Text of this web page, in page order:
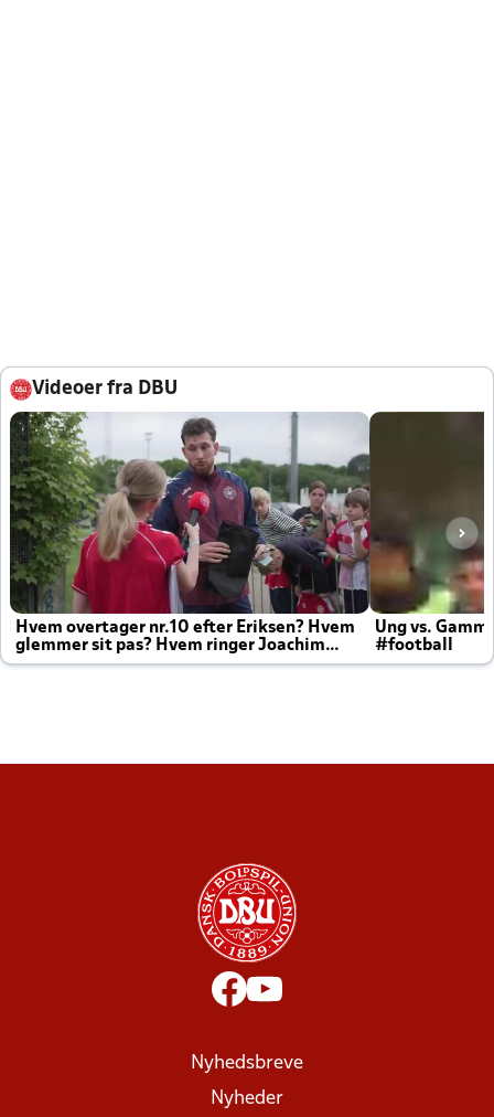
Videoer fra DBU
Hvem overtager nr.10 efter Eriksen? Hvem
glemmer sit pas? Hvem ringer Joachim
altid til efter kampe?
Ung vs.
#football
Nyhedsbreve
Nyheder